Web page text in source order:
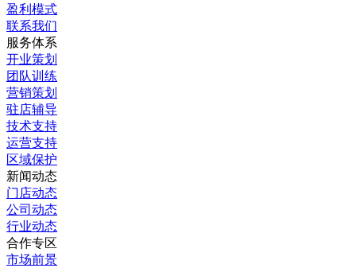
盈利模式
联系我们
服务体系
开业策划
团队训练
营销策划
驻店辅导
技术支持
运营支持
区域保护
新闻动态
门店动态
公司动态
行业动态
合作专区
市场前景